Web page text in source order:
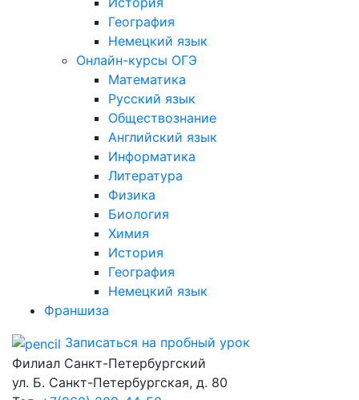
География
Немецкий язык
Онлайн-курсы ОГЭ
Математика
Русский язык
Обществознание
Английский язык
Информатика
Литература
Физика
Биология
Химия
История
География
Немецкий язык
Франшиза
Записаться на пробный урок
Филиал Санкт-Петербургский
ул. Б. Санкт-Петербургская, д. 80